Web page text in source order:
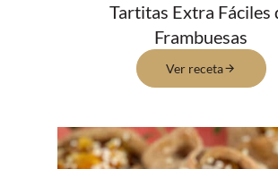
Tartitas Extra Fáciles
Frambuesas
Ver receta